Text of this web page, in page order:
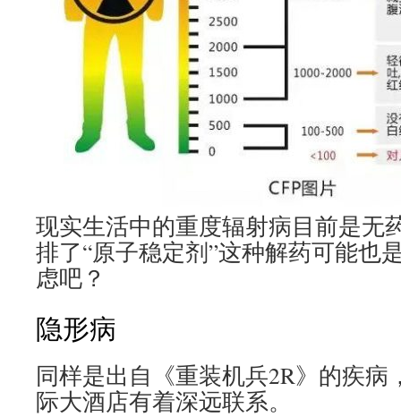
现实生活中的重度辐射病目前是无
排了“原子稳定剂”这种解药可能也
虑吧？
隐形病
同样是出自《重装机兵2R》的疾病
际大酒店有着深远联系。